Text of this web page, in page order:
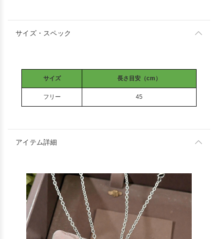
サイズ・スペック
サイズ 長さ目安（cm）
フリー 45
アイテム詳細